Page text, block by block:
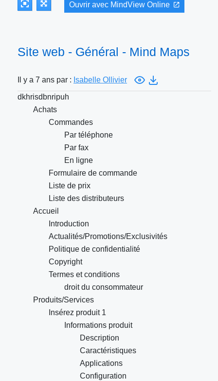
Ouvrir avec MindView Online
Site web - Général - Mind Maps
Il y a 7 ans par : Isabelle Ollivier
dkhrisdbnripuh
Achats
Commandes
Par téléphone
Par fax
En ligne
Formulaire de commande
Liste de prix
Liste des distributeurs
Accueil
Introduction
Actualités/Promotions/Exclusivités
Politique de confidentialité
Copyright
Termes et conditions
droit du consommateur
Produits/Services
Insérez produit 1
Informations produit
Description
Caractéristiques
Applications
Configuration